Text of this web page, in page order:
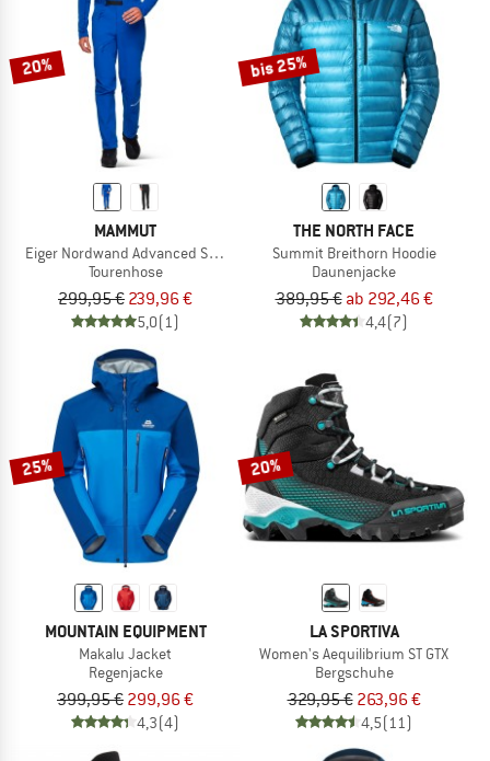
20%
MAMMUT
Eiger Nordwand Advanced Softshell Pants
Tourenhose
299,95 € 239,96 €
5,0(1)
bis 25%
THE NORTH FACE
Summit Breithorn Hoodie
Daunenjacke
389,95 € ab 292,46 €
4,4(7)
25%
MOUNTAIN EQUIPMENT
Makalu Jacket
Regenjacke
399,95 € 299,96 €
4,3(4)
20%
LA SPORTIVA
Women's Aequilibrium ST GTX
Bergschuhe
329,95 € 263,96 €
4,5(11)